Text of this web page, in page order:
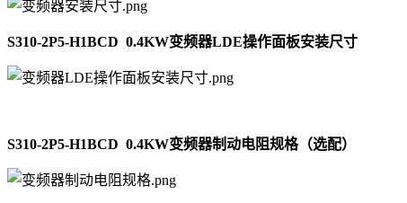
S310-2P5-H1BCD 0.4KW变频器LDE操作面板安装尺寸
S310-2P5-H1BCD 0.4KW变频器制动电阻规格（选配）